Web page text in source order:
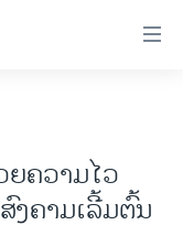
ຍຄວາມໄວ
ງຄາມເລີ້ມຕົ້ນ